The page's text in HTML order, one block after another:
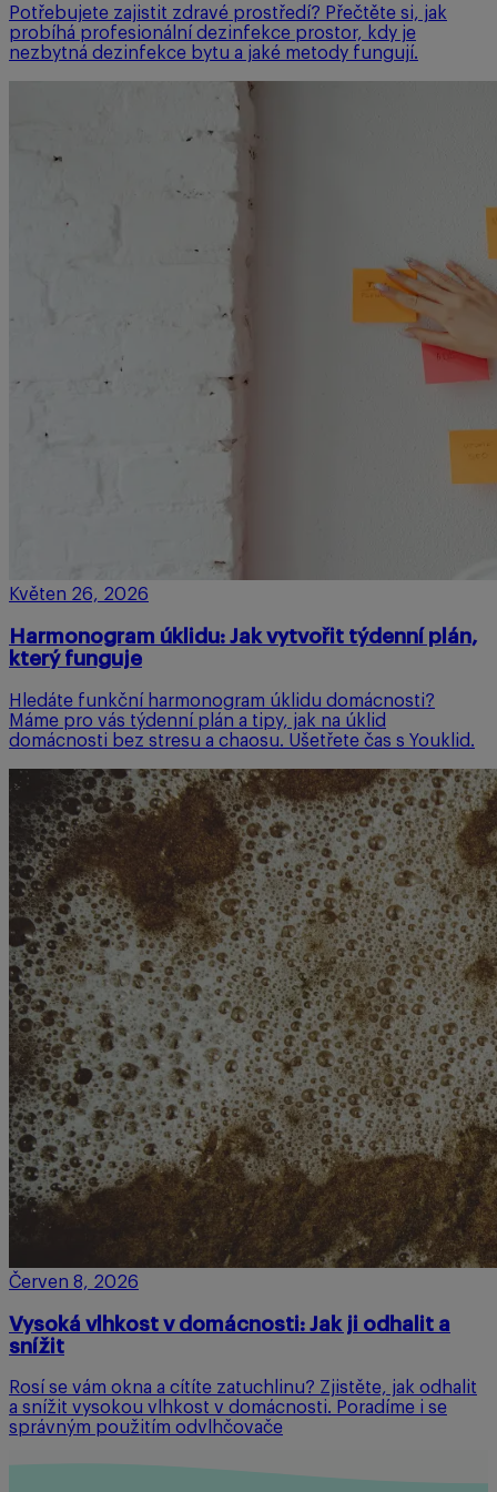
Potřebujete zajistit zdravé prostředí? Přečtěte si, jak
probíhá profesionální dezinfekce prostor, kdy je
nezbytná dezinfekce bytu a jaké metody fungují.
Květen 26, 2026
Harmonogram úklidu: Jak vytvořit týdenní plán,
který funguje
Hledáte funkční harmonogram úklidu domácnosti?
Máme pro vás týdenní plán a tipy, jak na úklid
domácnosti bez stresu a chaosu. Ušetřete čas s Youklid.
Červen 8, 2026
Vysoká vlhkost v domácnosti: Jak ji odhalit a
snížit
Rosí se vám okna a cítíte zatuchlinu? Zjistěte, jak odhalit
a snížit vysokou vlhkost v domácnosti. Poradíme i se
správným použitím odvlhčovače